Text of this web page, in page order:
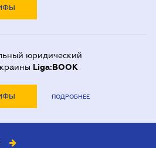
юридический
Liga:BOOK
ПОДРОБНЕЕ